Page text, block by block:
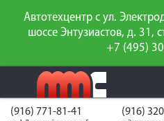
Автотехцентр с ул.
шоссе Энтузиастов, д. 31,
+7 (495)
Калькулятор
(916) 771-81-41 (916)